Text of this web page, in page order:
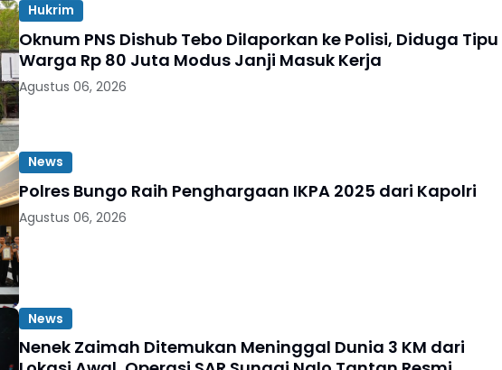
Hukrim
Oknum PNS Dishub Tebo Dilaporkan ke Polisi, Diduga Tipu
Warga Rp 80 Juta Modus Janji Masuk Kerja
Agustus 06, 2026
News
Polres Bungo Raih Penghargaan IKPA 2025 dari Kapolri
Agustus 06, 2026
News
Nenek Zaimah Ditemukan Meninggal Dunia 3 KM dari